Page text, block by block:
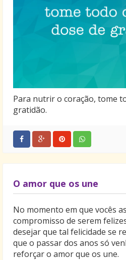
Para nutrir o coração, tome
gratidão.
O amor que os une
No momento em que vocês
compromisso de serem
desejar que tal felicidade se
que o passar dos anos só
reforçar o amor que os une.